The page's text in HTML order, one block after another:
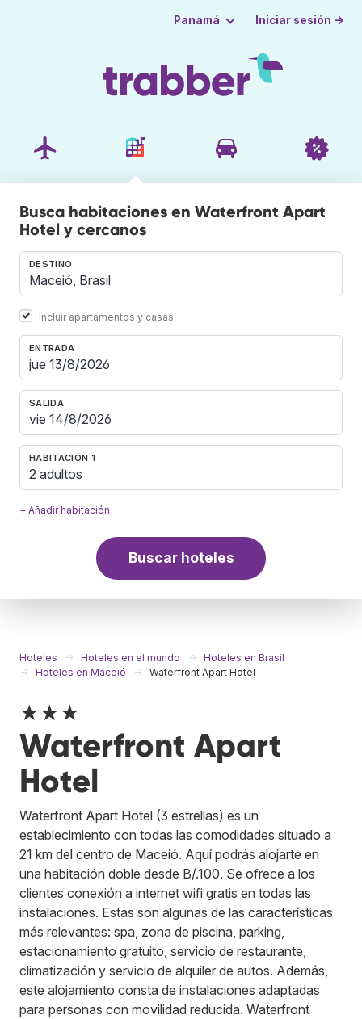
Panamá Iniciar sesión →
Busca habitaciones en Waterfront Apart
Hotel y cercanos
DESTINO
Incluir apartamentos y casas
ENTRADA
SALIDA
HABITACIÓN 1
2 adultos
+ Añadir habitación
Buscar hoteles
Hoteles Hoteles en el mundo
Hoteles en Brasil
Hoteles en Maceió
Waterfront Apart Hotel
★★★
Waterfront Apart
Hotel
Waterfront Apart Hotel (3 estrellas) es un
establecimiento con todas las comodidades situado a
21 km del centro de Maceió. Aquí podrás alojarte en
una habitación doble desde B/.100. Se ofrece a los
clientes conexión a internet wifi gratis en todas las
instalaciones. Estas son algunas de las características
más relevantes: spa, zona de piscina, parking,
estacionamiento gratuito, servicio de restaurante,
climatización y servicio de alquiler de autos. Además,
este alojamiento consta de instalaciones adaptadas
para personas con movilidad reducida. Waterfront